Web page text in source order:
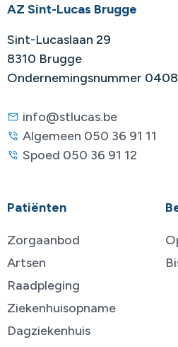
AZ Sint-Lucas Brugge
Sint-Lucaslaan 29
8310 Brugge
Ondernemingsnummer
info@stlucas.be
Algemeen 050 36 91 11
Spoed 050 36 91 12
Patiënten
Zorgaanbod
Artsen
Raadpleging
Ziekenhuisopname
Dagziekenhuis